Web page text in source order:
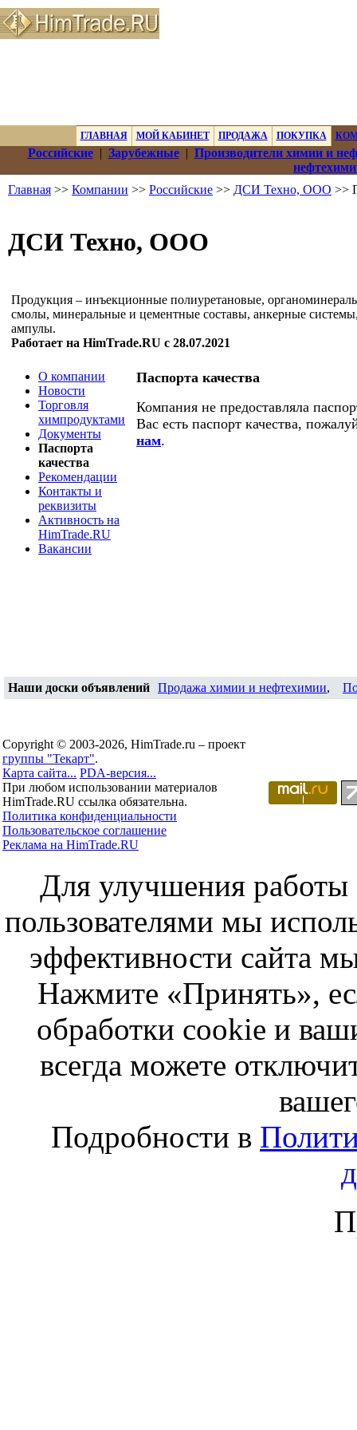
ГЛАВНАЯ МОЙ КАБИНЕТ ПРОДАЖА ПОКУПКА
Российские| Зарубежные| Производители химии и
Главная >> Компании >> Российские >> ДСИ Техно, ООО >>
ДСИ Техно, ООО
Продукция – инъекционные полиуретановые,
смолы, минеральные и цементные составы, анкерные
ампулы.
Работает на HimTrade.RU с 28.07.2021
О компании
Новости
Торговля
химпродуктами
Документы
Паспорта
качества
Рекомендации
Контакты и
реквизиты
Активность на
HimTrade.RU
Вакансии
Паспорта качества
Компания не предоставляла
Вас есть паспорт качества,
нам.
Наши доски объявлений Продажа химии и нефтехимии,
Copyright © 2003-2026, HimTrade.ru – проект
группы "Текарт".
Карта сайта... PDA-версия...
При любом использовании материалов
HimTrade.RU ссылка обязательна.
Политика конфиденциальности
Пользовательское соглашение
Реклама на HimTrade.RU
Для улучшения работы
пользователями мы
эффективности сайта
Нажмите «Принять»,
обработки cookie и
всегда можете
Подробности в